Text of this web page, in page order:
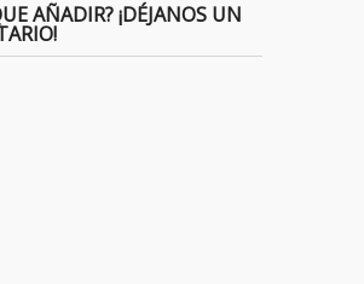
AÑADIR? ¡DÉJANOS UN